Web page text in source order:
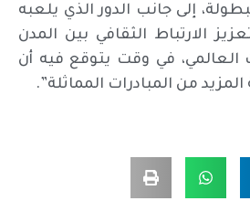
إلى جانب الدور الذي يلعبه
الارتباط الثقافي بين المدن
في وقت يتوقع فيه أن
من المبادرات المماثلة”.